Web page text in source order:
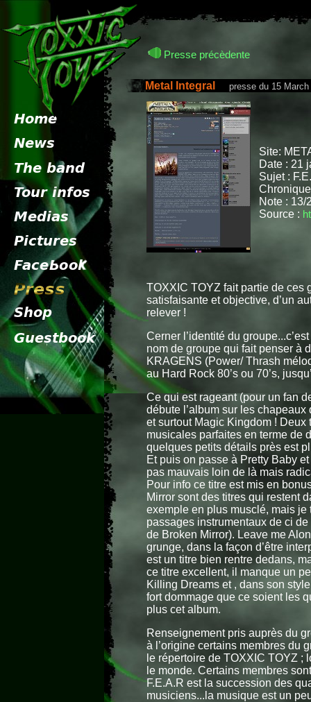
Presse précèdente
Metal Integral presse du 15 March
Site:
Date : 21
Sujet :
Note : 13/
Source :
TOXXIC TOYZ fait partie de ces
satisfaisante et objective, d’un
relever !
Cerner l’identité du
nom de groupe qui fait penser à
KRAGENS (Power/ Thrash
au Hard Rock 80’s ou 70’s,
Ce qui est rageant (pour un fan
débute l’album sur les
et surtout Magic Kingdom !
musicales parfaites en terme de
quelques petits détails près est
Et puis on passe à Pretty Baby
pas mauvais loin de là mais
Pour info ce titre est mis en
Mirror sont des titres qui restent
exemple en plus musclé, mais je
passages instrumentaux de ci
de Broken Mirror). Leave me
grunge, dans la façon d’être
est un titre bien rentre dedans,
ce titre excellent, il manque un
Killing Dreams et , dans son
fort dommage que ce soient les
plus cet album.
Renseignement pris auprès du
à l’origine certains membres du
le répertoire de TOXXIC TOYZ ;
le monde. Certains membres
F.E.A.R est la succession des
musiciens...la musique est un